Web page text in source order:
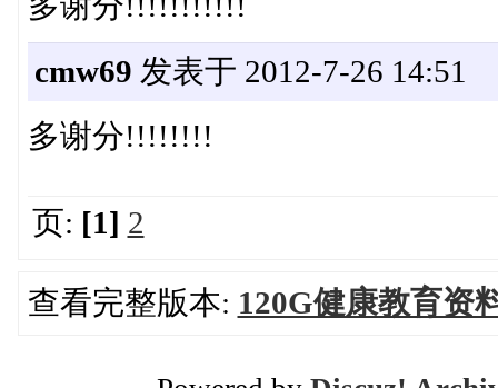
cmw69 发表于 2012-7-26 14:51
多谢分!!!!!!!!
页: [1] 2
查看完整版本: 120G健康教育资